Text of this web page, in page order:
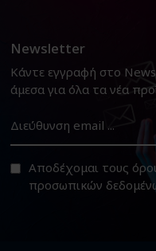
Newsletter
Κάντε εγγραφή στο
άμεσα για όλα τα νέα
Αποδέχομαι τους
προσωπικών